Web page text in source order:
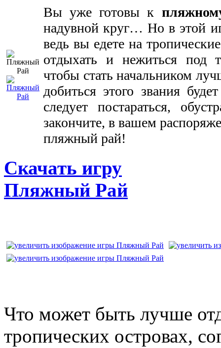
Вы уже готовы к
надувной круг… Но в этой
ведь вы едете на
отдыхать и нежиться под
чтобы стать начальником
добиться этого звания
следует постараться,
закончите, в вашем
пляжный рай!
Скачать игру
Пляжный Рай
Что может быть лучше
тропических островах,